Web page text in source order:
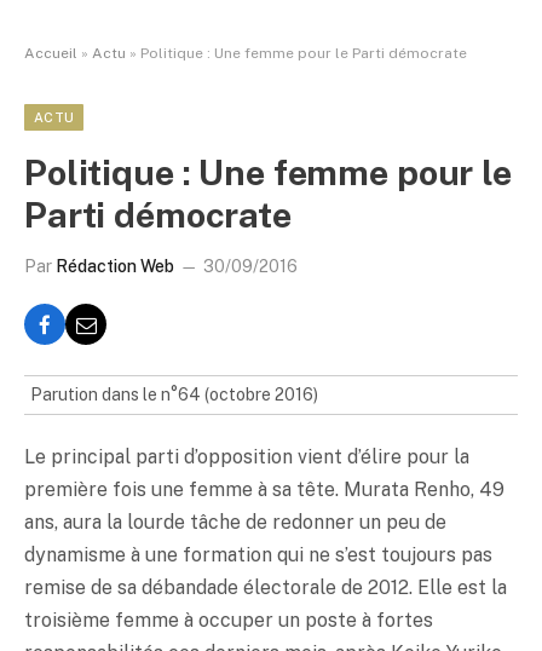
Accueil » Actu » Politique : Une femme pour le Parti démocrate
ACTU
Politique : Une femme pour le
Parti démocrate
Par Rédaction Web 30/09/2016
Parution dans le n°64 (octobre 2016)
Le principal parti d’opposition vient d’élire pour la
première fois une femme à sa tête. Murata Renho, 49
ans, aura la lourde tâche de redonner un peu de
dynamisme à une formation qui ne s’est toujours pas
remise de sa débandade électorale de 2012. Elle est la
troisième femme à occuper un poste à fortes